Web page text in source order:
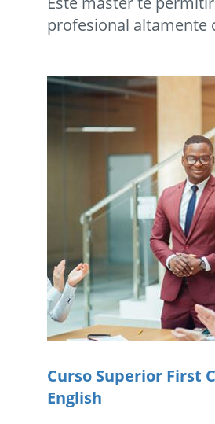
profesional altamente
Curso Superior First
English